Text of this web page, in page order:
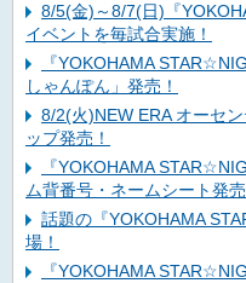
8/5(金)～8/7(日)『
イベントを毎試合実施！
『YOKOHAMA
しゃんぽん」発売！
8/2(火)NEW ERA オーセ
ップ発売！
『YOKOHAMA
ム背番号・ネームシート発
話題の『YOKOHAMA
場！
『YOKOHAMA